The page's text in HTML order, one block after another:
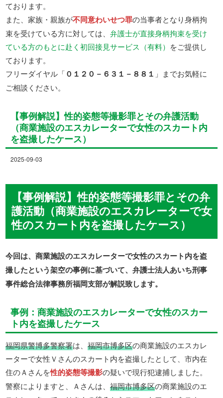
ております。
また、家族・親族が不同意わいせつ罪の当事者となり身柄拘
束を受けている方に対しては、弁護士が直接身柄拘束を受け
ている方のもとに赴く初回接見サービス（有料） をご提供し
ております。
フリーダイヤル「０１２０－６３１－８８１ 」までお気軽に
ご相談ください。
【事例解説】性的姿態等撮影罪とその弁護活動
（商業施設のエスカレーターで女性のスカート内
を盗撮したケース）
2025-09-03
【事例解説】性的姿態等撮影罪とその弁
護活動（商業施設のエスカレーターで女
性のスカート内を盗撮したケース）
今回は、商業施設のエスカレーターで女性のスカート内を盗
撮したという架空の事例に基づいて、弁護士法人あいち刑事
事件総合法律事務所福岡支部が解説致します。
事例：商業施設のエスカレーターで女性のスカー
ト内を盗撮したケース
福岡県警博多警察署は、福岡市博多区の商業施設のエスカレ
ーターで女性Ｖさんのスカート内を盗撮したとして、市内在
住のＡさんを性的姿態等撮影の疑いで現行犯逮捕しました。
警察によりますと、Ａさんは、福岡市博多区の商業施設のエ